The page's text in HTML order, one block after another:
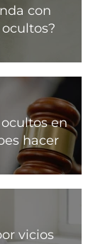
con
en
hacer
vicios